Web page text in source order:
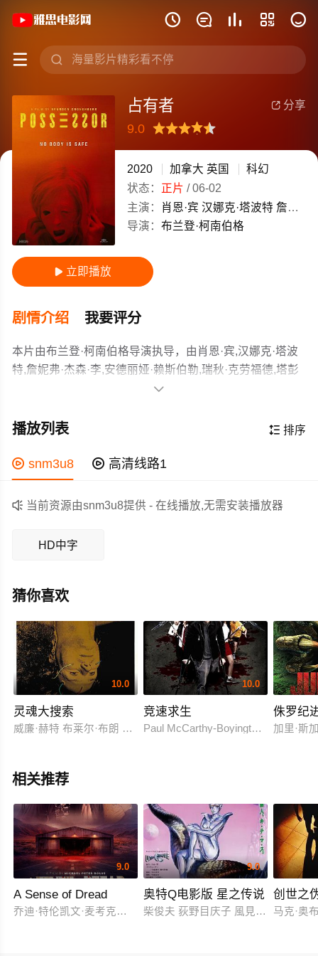
    
 
《占有者》(2020)加拿大 / 英国英语高
 分享
占有者
9.0
很差较差还行推荐力荐
2020 加拿大 英国
科幻
状态： 正片 /06-02
主演：
肖恩·宾 汉娜克·塔波特 詹妮弗·杰森·李
导演： 布兰登·柯南伯格
 立即播放
剧情介绍 我要评分
本片由布兰登·柯南伯格导演执导，由肖恩·宾,汉娜克·塔波
特,詹妮弗·杰森·李,安德丽娅·赖斯伯勒,瑞秋·克劳福德,塔彭
丝·米德尔顿,罗西弗·萨瑟兰,盖奇·格雷厄姆·阿布斯诺特,丹
卡内赫迪奥·霍恩,黛拉格·坎贝尔,道格·麦克劳
弦，领广大科幻片爱好者和观众们都期待不已。
息”在他人的身体里，驱使他们为某些高薪客户执行暗杀任
一个不知情的嫌疑犯的思想中，其对暴力的欲望导致她要
和自己作斗争。
作为一部 上映的科幻电影，在当期同类题材影片中具有一
定的看点，在演员表现和剧情架构上也都有不错的亮点，
剧情紧凑，角色塑造鲜明，适合喜欢科幻类电影的观众观

 排序
播放列表
 snm3u8  高清线路1
 当前资源由snm3u8提供 - 在线播放,无需安装播放器
HD中字
猜你喜欢
10.0
灵魂大搜索
威廉·赫特 布莱尔·布朗 鲍勃·巴拉班 查尔斯·海德 陶奥·彭利斯
10.0
竞速求生
Paul McCarthy-Boyington Creep
侏罗纪
加里·斯
相关推荐
9.0
A Sense of Dread
乔迪·特伦凯文·麦考克尔虹膜
9.0
奥特Q电影版 星之传说
柴俊夫 荻野目庆子 風見しんご
创世之
马克·奥